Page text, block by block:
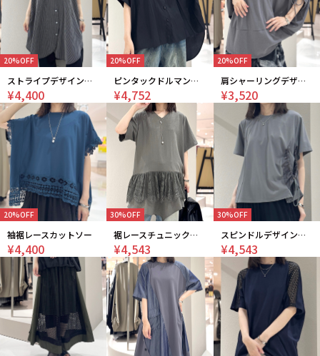
20%OFF
ストライプデザインシャツ
¥4,400
20%OFF
ピンタックドルマンシャツ
¥4,752
20%OFF
肩シャーリングデザインカットソー
¥3,520
20%OFF
袖裾レースカットソー
¥4,400
30%OFF
裾レースチュニックワンピース
¥4,543
30%OFF
スピンドルデザインカットソー
¥4,543